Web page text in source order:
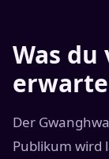
Was
Der
Publikum wird